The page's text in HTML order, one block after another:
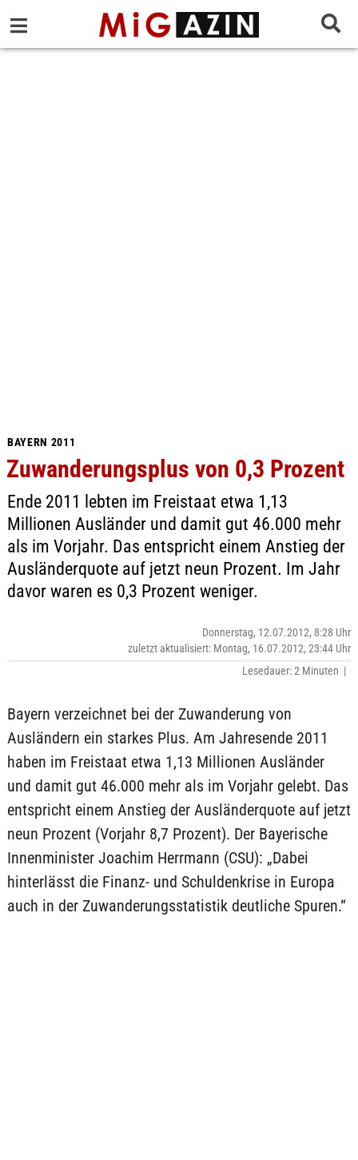
BAYERN 2011
Zuwanderungsplus von 0,3 Prozent
Ende 2011 lebten im Freistaat etwa 1,13
Millionen Ausländer und damit gut 46.000 mehr
als im Vorjahr. Das entspricht einem Anstieg der
Ausländerquote auf jetzt neun Prozent. Im Jahr
davor waren es 0,3 Prozent weniger.
Donnerstag, 12.07.2012, 8:28 Uhr
zuletzt aktualisiert: Montag, 16.07.2012, 23:44 Uhr
Lesedauer: 2 Minuten |
Bayern verzeichnet bei der Zuwanderung von
Ausländern ein starkes Plus. Am Jahresende 2011
haben im Freistaat etwa 1,13 Millionen Ausländer
und damit gut 46.000 mehr als im Vorjahr gelebt. Das
entspricht einem Anstieg der Ausländerquote auf jetzt
neun Prozent (Vorjahr 8,7 Prozent). Der Bayerische
Innenminister Joachim Herrmann (CSU): „Dabei
hinterlässt die Finanz- und Schuldenkrise in Europa
auch in der Zuwanderungsstatistik deutliche Spuren.“